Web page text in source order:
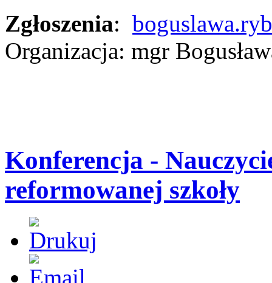
Zgłoszenia:
Organizacja: mgr
Konferencja -
reformowanej szkoły